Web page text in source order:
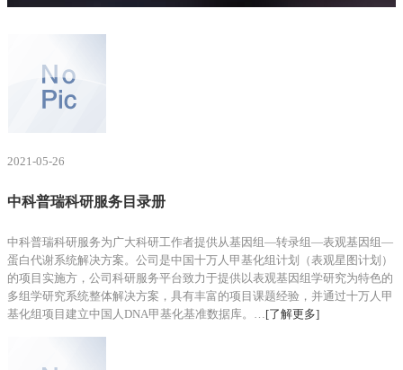
网站首页
客户服务
资料下载
2021-05-26
中科普瑞科研服务目录册
中科普瑞科研服务为广大科研工作者提供从基因组—转录组—表观基因组—
蛋白代谢系统解决方案。公司是中国十万人甲基化组计划（表观星图计划）
的项目实施方，公司科研服务平台致力于提供以表观基因组学研究为特色的
多组学研究系统整体解决方案，具有丰富的项目课题经验，并通过十万人甲
基化组项目建立中国人DNA甲基化基准数据库。… [了解更多]